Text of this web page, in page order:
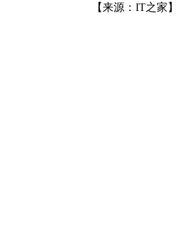
【来源：IT之家】